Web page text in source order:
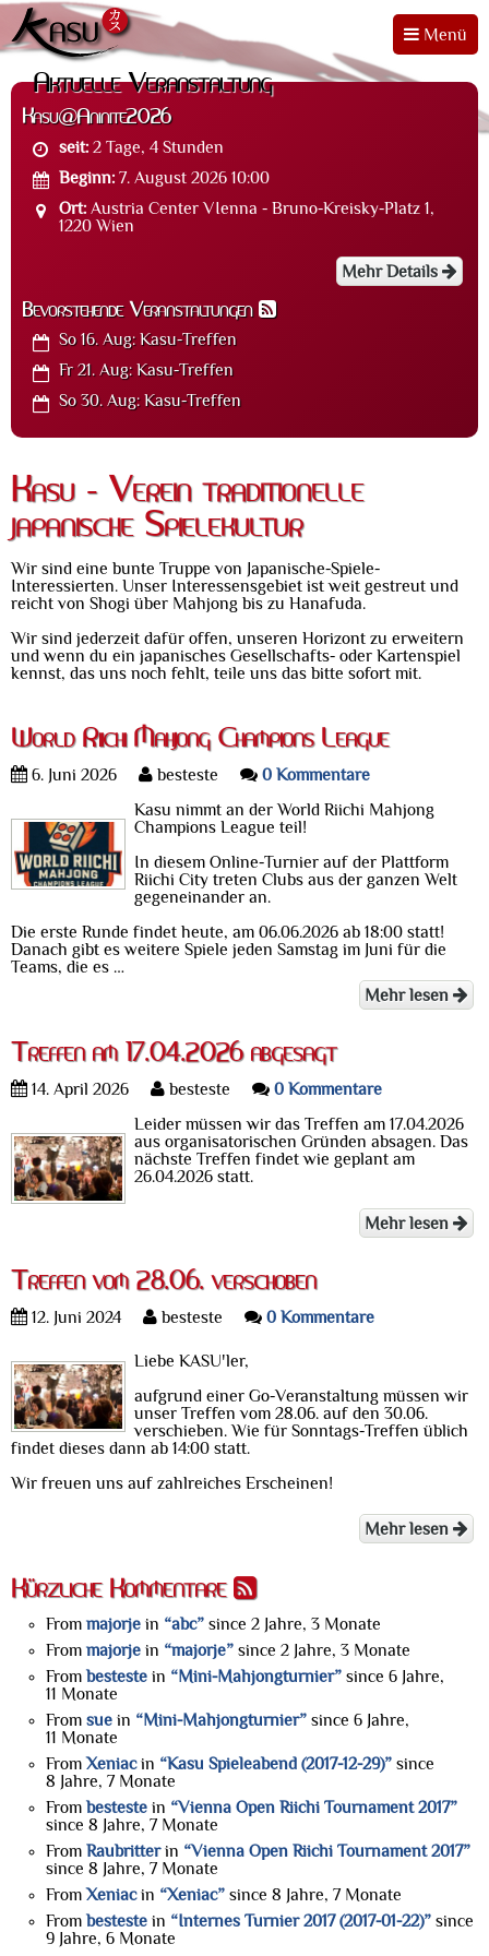
Menü
Aktuelle Veranstaltung
Kasu@Aninite2026
seit: 2 Tage, 4 Stunden
Beginn: 7. August 2026 10:00
Ort: Austria Center VIenna - Bruno-Kreisky-Platz 1,
1220 Wien
Mehr Details
Bevorstehende Veranstaltungen
So 16. Aug:Kasu-Treffen
Fr 21. Aug:Kasu-Treffen
So 30. Aug:Kasu-Treffen
Kasu - Verein traditionelle
japanische Spielekultur
Wir sind eine bunte Truppe von Japanische-Spiele-
Interessierten. Unser Interessensgebiet ist weit gestreut und
reicht von Shogi über Mahjong bis zu Hanafuda.
Wir sind jederzeit dafür offen, unseren Horizont zu erweitern
und wenn du ein japanisches Gesellschafts- oder Kartenspiel
kennst, das uns noch fehlt, teile uns das bitte sofort mit.
World Riichi Mahjong Champions League
6. Juni 2026 besteste
0 Kommentare
Kasu nimmt an der World Riichi Mahjong
Champions League teil!
In diesem Online-Turnier auf der Plattform
Riichi City treten Clubs aus der ganzen Welt
gegeneinander an.
Die erste Runde findet heute, am 06.06.2026 ab 18:00 statt!
Danach gibt es weitere Spiele jeden Samstag im Juni für die
Teams, die es …
Mehr lesen
Treffen am 17.04.2026 abgesagt
14. April 2026 besteste
0 Kommentare
Leider müssen wir das Treffen am 17.04.2026
aus organisatorischen Gründen absagen. Das
nächste Treffen findet wie geplant am
26.04.2026 statt.
Mehr lesen
Treffen vom 28.06. verschoben
12. Juni 2024 besteste 0 Kommentare
Liebe KASU'ler,
aufgrund einer Go-Veranstaltung müssen wir
unser Treffen vom 28.06. auf den 30.06.
verschieben. Wie für Sonntags-Treffen üblich
findet dieses dann ab 14:00 statt.
Wir freuen uns auf zahlreiches Erscheinen!
Mehr lesen
Kürzliche Kommentare
From majorje in “abc” since 2 Jahre, 3 Monate
From majorje in “majorje” since 2 Jahre, 3 Monate
From besteste in “Mini-Mahjongturnier” since 6 Jahre,
11 Monate
From sue in “Mini-Mahjongturnier” since 6 Jahre,
11 Monate
FromXeniacin “Kasu Spieleabend (2017-12-29)” since
8 Jahre, 7 Monate
From besteste in “Vienna Open Riichi Tournament 2017”
since 8 Jahre, 7 Monate
From Raubritterin “Vienna Open Riichi Tournament 2017”
since 8 Jahre, 7 Monate
FromXeniacin “Xeniac” since 8 Jahre, 7 Monate
From besteste in “Internes Turnier 2017 (2017-01-22)” since
9 Jahre, 6 Monate